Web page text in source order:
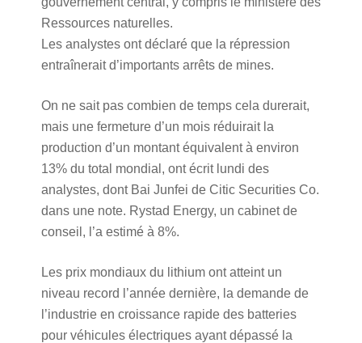
Ressources naturelles.
Les analystes ont déclaré que la répression
entraînerait d’importants arrêts de mines.
On ne sait pas combien de temps cela durerait,
mais une fermeture d’un mois réduirait la
production d’un montant équivalent à environ
13% du total mondial, ont écrit lundi des
analystes, dont Bai Junfei de Citic Securities Co.
dans une note. Rystad Energy, un cabinet de
conseil, l’a estimé à 8%.
Les prix mondiaux du lithium ont atteint un
niveau record l’année dernière, la demande de
l’industrie en croissance rapide des batteries
pour véhicules électriques ayant dépassé la